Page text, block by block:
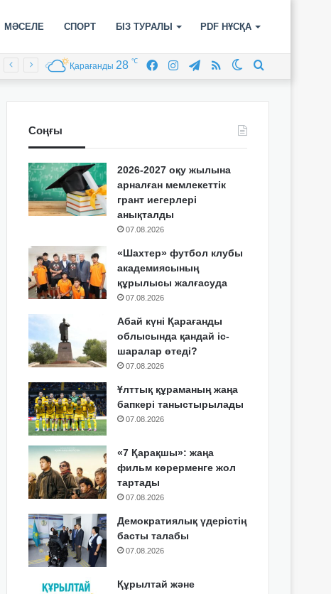
МӘСЕЛЕ СПОРТ БІЗ ТУРАЛЫ PDF НҰСҚА
Switch
RSS
Telegram
Instagram
Facebook
Қарағанды 28 ℃
Соңғы
2026-2027 оқу жылына
арналған мемлекеттік
грант иегерлері
анықталды
07.08.2026
«Шахтер» футбол клубы
академиясының
құрылысы жалғасуда
07.08.2026
Абай күні Қарағанды
облысында қандай іс-
шаралар өтеді?
07.08.2026
Ұлттық құраманың жаңа
бапкері таныстырылады
07.08.2026
«7 Қарақшы»: жаңа
фильм көрерменге жол
тартады
07.08.2026
Демократиялық үдерістің
басты талабы
07.08.2026
Құрылтай және